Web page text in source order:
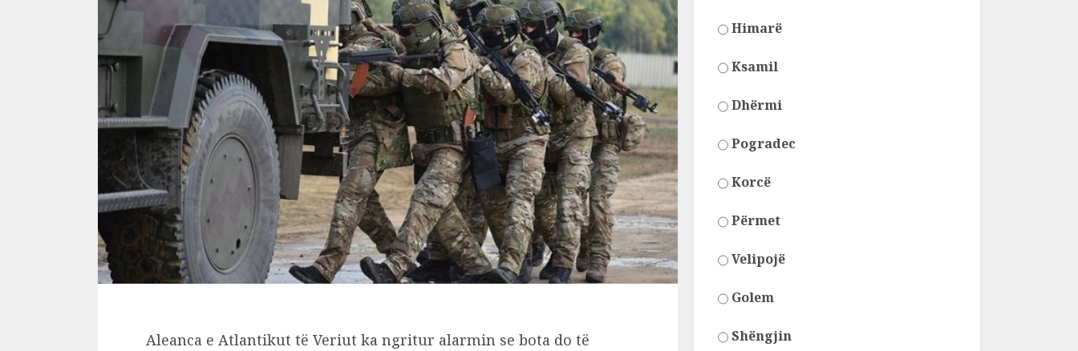
Aleanca e Atlantikut të Veriut ka ngritur alarmin se bota do të
Himarë
Ksamil
Dhërmi
Pogradec
Korcë
Përmet
Velipojë
Golem
Shëngjin